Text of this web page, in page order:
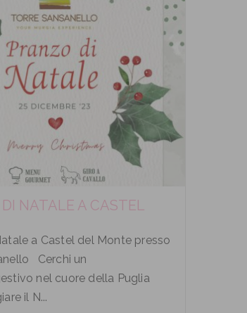
NATALE A CASTEL
a Castel del Monte presso
Cerchi un
nel cuore della Puglia
il N...